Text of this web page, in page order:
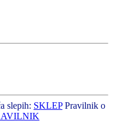
slepih: SKLEPPravilnik o